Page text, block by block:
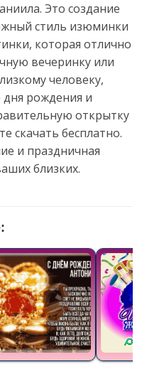
Это создание
стиль изюминки
которая отлично
вечеринку или
человеку,
дня рождения и
открытку
скачать бесплатно.
и праздничная
близких.